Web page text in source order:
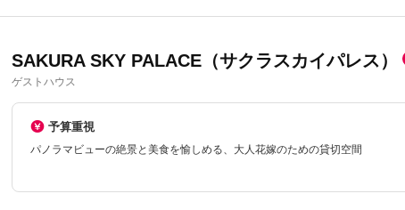
SAKURA SKY PALACE（サクラスカイパレス）
ゲストハウス
予算重視
パノラマビューの絶景と美食を愉しめる、大人花嫁のための貸切空間